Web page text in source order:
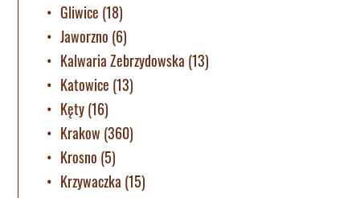
Gliwice (18)
Jaworzno (6)
Kalwaria Zebrzydowska (13)
Katowice (13)
Kęty(16)
Krakow (360)
Krosno (5)
Krzywaczka (15)